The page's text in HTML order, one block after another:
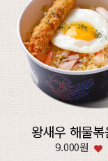
왕새우 해물
9.000원